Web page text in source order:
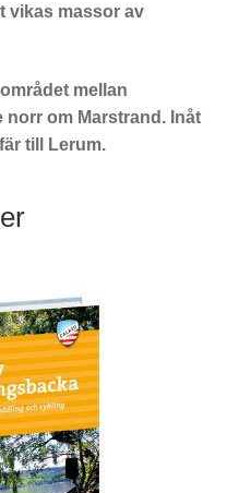
vikas massor av
mellan
om Marstrand. Inåt
till Lerum.